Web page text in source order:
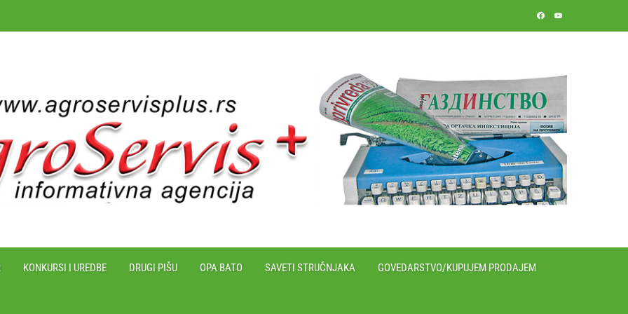
KONKURSI I UREDBE DRUGI PIŠU OPA BATO SAVETI STRUČNJAKA GOVEDARSTVO/KUPUJEM PRODAJEM